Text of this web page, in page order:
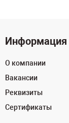
Информация
О компании
Вакансии
Реквизиты
Сертификаты